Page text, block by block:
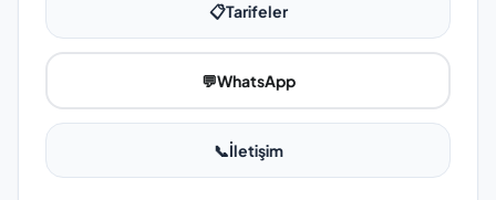
📋Tarifeler
💬WhatsApp
📞İletişim